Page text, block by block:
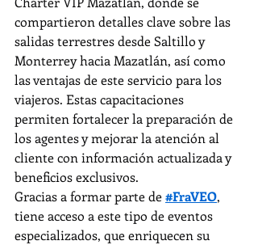
compartieron detalles clave sobre las
salidas terrestres desde Saltillo y
Monterrey hacia Mazatlán, así como
las ventajas de este servicio para los
viajeros. Estas capacitaciones
permiten fortalecer la preparación de
los agentes y mejorar la atención al
cliente con información actualizada y
beneficios exclusivos.
Gracias a formar parte de #FraVEO,
tiene acceso a este tipo de eventos
especializados, que enriquecen su